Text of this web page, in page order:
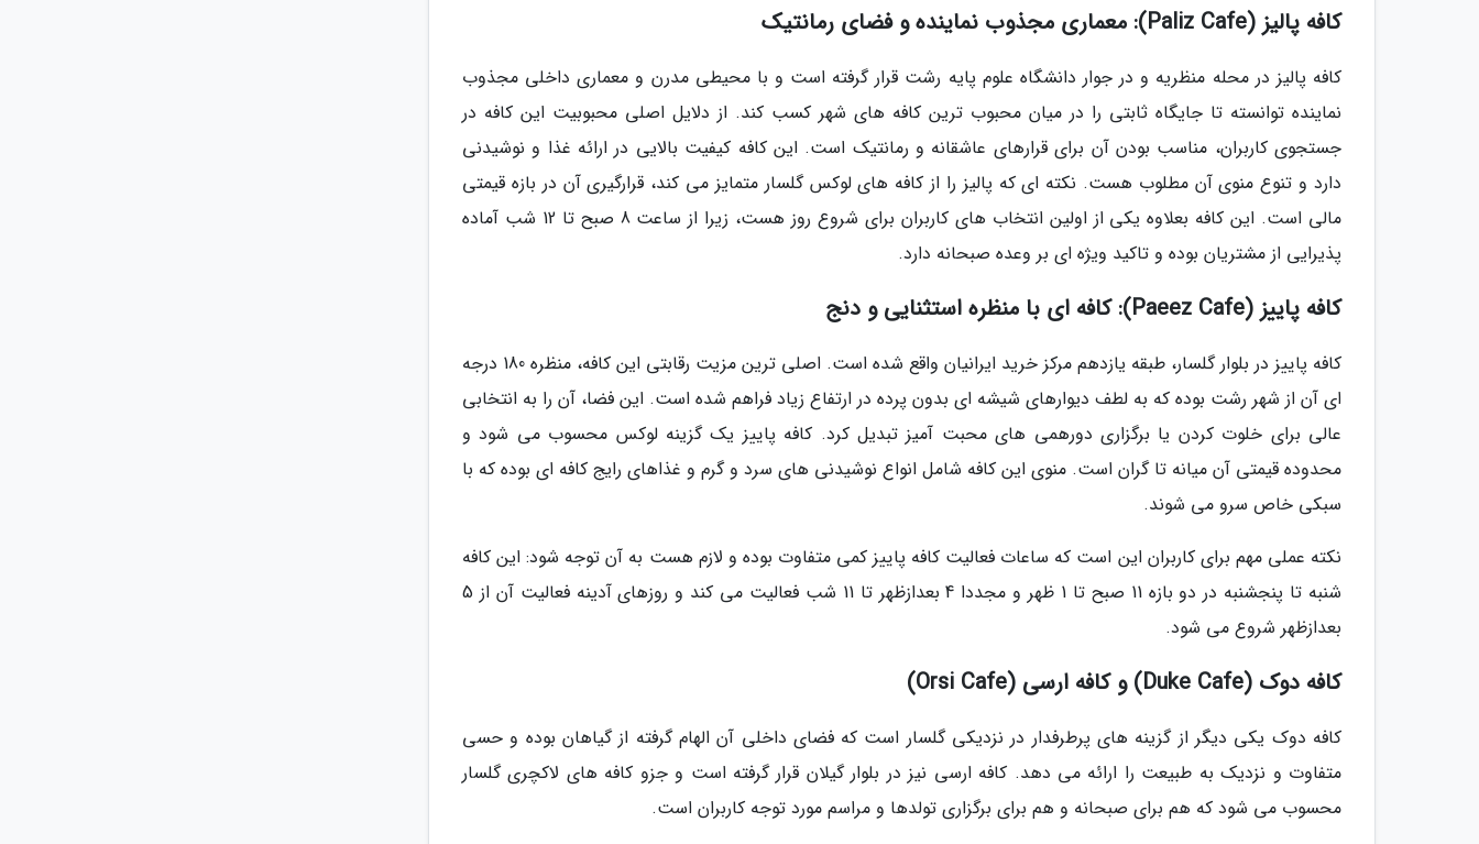
کافه پالیز (Paliz Cafe): معماری مجذوب نماینده و فضای رمانتیک
کافه پالیز در محله منظریه و در جوار دانشگاه علوم پایه رشت قرار گرفته است و با محیطی مدرن و معماری داخلی مجذوب
نماینده توانسته تا جایگاه ثابتی را در میان محبوب ترین کافه های شهر کسب کند. از دلایل اصلی محبوبیت این کافه در
جستجوی کاربران، مناسب بودن آن برای قرارهای عاشقانه و رمانتیک است. این کافه کیفیت بالایی در ارائه غذا و نوشیدنی
دارد و تنوع منوی آن مطلوب هست. نکته ای که پالیز را از کافه های لوکس گلسار متمایز می کند، قرارگیری آن در بازه قیمتی
مالی است. این کافه بعلاوه یکی از اولین انتخاب های کاربران برای شروع روز هست، زیرا از ساعت 8 صبح تا 12 شب آماده
پذیرایی از مشتریان بوده و تاکید ویژه ای بر وعده صبحانه دارد.
کافه پاییز (Paeez Cafe): کافه ای با منظره استثنایی و دنج
کافه پاییز در بلوار گلسار، طبقه یازدهم مرکز خرید ایرانیان واقع شده است. اصلی ترین مزیت رقابتی این کافه، منظره 180 درجه
ای آن از شهر رشت بوده که به لطف دیوارهای شیشه ای بدون پرده در ارتفاع زیاد فراهم شده است. این فضا، آن را به انتخابی
عالی برای خلوت کردن یا برگزاری دورهمی های محبت آمیز تبدیل کرد. کافه پاییز یک گزینه لوکس محسوب می شود و
محدوده قیمتی آن میانه تا گران است. منوی این کافه شامل انواع نوشیدنی های سرد و گرم و غذاهای رایج کافه ای بوده که با
سبکی خاص سرو می شوند.
نکته عملی مهم برای کاربران این است که ساعات فعالیت کافه پاییز کمی متفاوت بوده و لازم هست به آن توجه شود: این کافه
شنبه تا پنجشنبه در دو بازه 11 صبح تا 1 ظهر و مجددا 4 بعدازظهر تا 11 شب فعالیت می کند و روزهای آدینه فعالیت آن از 5
بعدازظهر شروع می شود.
کافه دوک (Duke Cafe) و کافه ارسی (Orsi Cafe)
کافه دوک یکی دیگر از گزینه های پرطرفدار در نزدیکی گلسار است که فضای داخلی آن الهام گرفته از گیاهان بوده و حسی
متفاوت و نزدیک به طبیعت را ارائه می دهد. کافه ارسی نیز در بلوار گیلان قرار گرفته است و جزو کافه های لاکچری گلسار
محسوب می شود که هم برای صبحانه و هم برای برگزاری تولدها و مراسم مورد توجه کاربران است.